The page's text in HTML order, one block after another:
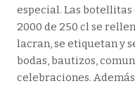
especial. Las botellitas
2000 de 250 cl se
lacran, se etiquetan y
bodas, bautizos,
celebraciones.